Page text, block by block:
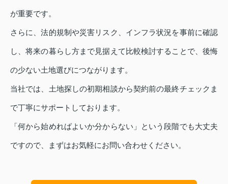
が重要です。
さらに、法的規制や災害リスク、インフラ状況を事前に確認
し、将来の暮らし方まで見据えて比較検討することで、後悔
の少ない土地選びにつながります。
当社では、土地探しの初期相談から契約前の最終チェックま
で丁寧にサポートしております。
「何から始めればよいか分からない」という段階でも大丈夫
ですので、まずはお気軽にお問い合わせください。